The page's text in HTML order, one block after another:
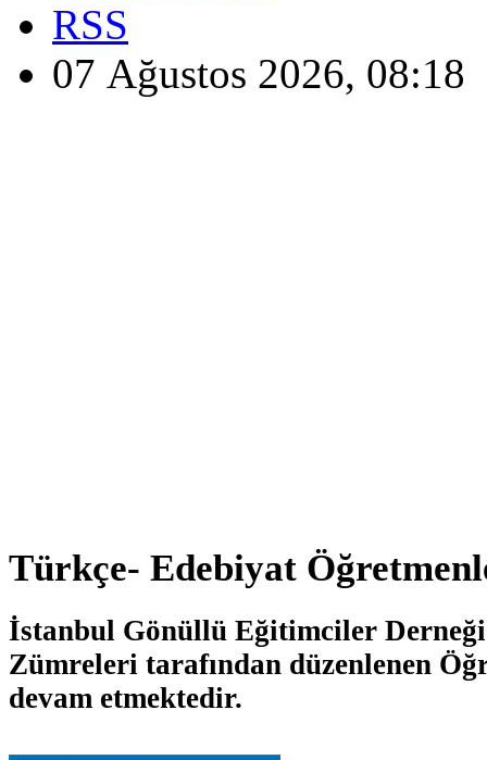
RSS
07 Ağustos 2026, 08:18
Türkçe- Edebiyat
İstanbul Gönüllü Eğitimciler
Zümreleri tarafından düzenlenen
devam etmektedir.